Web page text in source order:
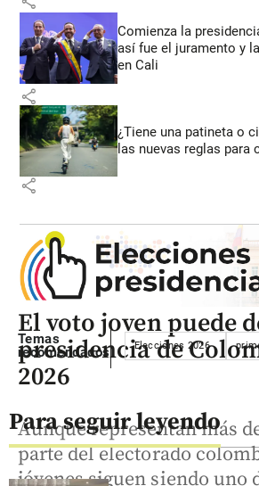
Comienza la
así fue el juramento y
en Cali
share
¿Tiene una patineta o
las nuevas reglas
share
Temas
recomendados
Elecciones 2026
Para seguir leyendo
El voto joven puede
presidencia de
2026
Aunque representan más
parte del electorado
jóvenes siguen siendo uno